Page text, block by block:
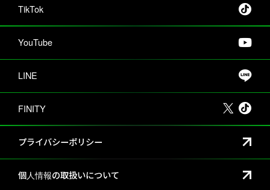
TikTok
YouTube
LINE
FINITY
プライバシーポリシー
個人情報の取扱いについて